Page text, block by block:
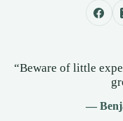
“Beware of little
—